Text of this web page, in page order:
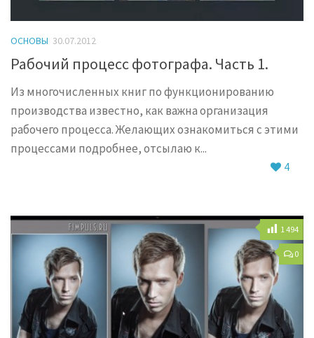
ОСНОВЫ 30.07.2012
Рабочий процесс фотографа. Часть 1.
Из многочисленных книг по функционированию
производства известно, как важна организация
рабочего процесса. Желающих ознакомиться с этими
процессами подробнее, отсылаю к...
4
0
1 494